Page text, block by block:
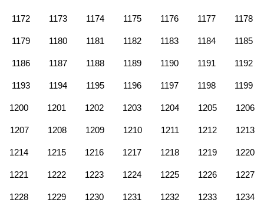
1172 1173 1174 1175 1176 1177 1178
1179 1180 1181 1182 1183 1184 1185
1186 1187 1188 1189 1190 1191 1192
1193 1194 1195 1196 1197 1198 1199
1200 1201 1202 1203 1204 1205 1206
1207 1208 1209 1210 1211 1212 1213
1214 1215 1216 1217 1218 1219 1220
1221 1222 1223 1224 1225 1226 1227
1228 1229 1230 1231 1232 1233 1234